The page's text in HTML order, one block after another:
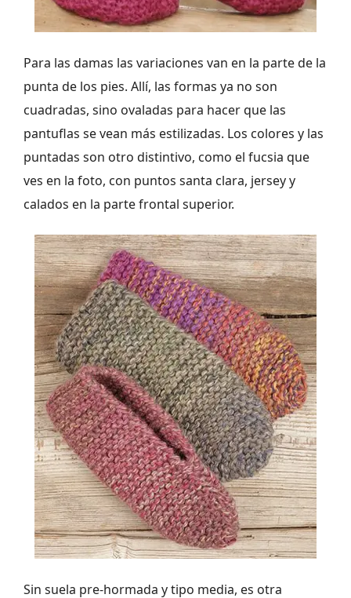
Para las damas las variaciones van en la parte de la
punta de los pies. Allí, las formas ya no son
cuadradas, sino ovaladas para hacer que las
pantuflas se vean más estilizadas. Los colores y las
puntadas son otro distintivo, como el fucsia que
ves en la foto, con puntos santa clara, jersey y
calados en la parte frontal superior.
Sin suela pre-hormada y tipo media, es otra